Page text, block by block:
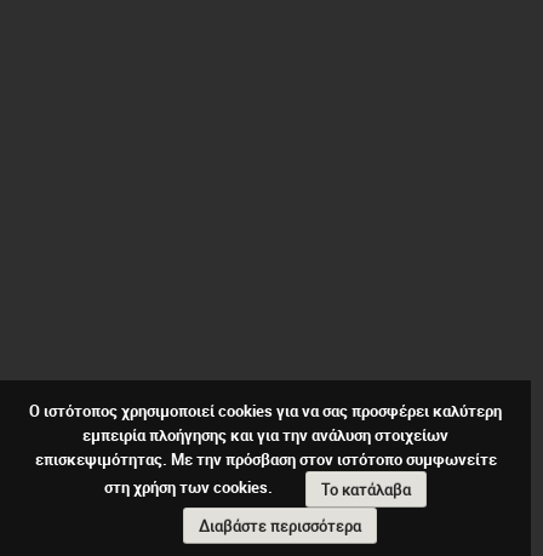
Ο ιστότοπος χρησιμοποιεί cookies για να σας προσφέρει καλύτερη
εμπειρία πλοήγησης και για την ανάλυση στοιχείων
επισκεψιμότητας. Με την πρόσβαση στον ιστότοπο συμφωνείτε
στη χρήση των cookies.
Το κατάλαβα
Διαβάστε περισσότερα